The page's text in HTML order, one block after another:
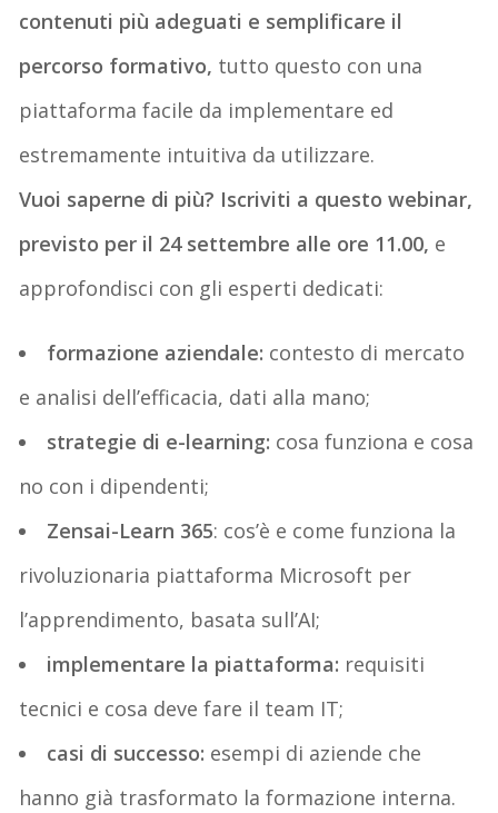
contenuti più adeguati e semplificare il
percorso formativo, tutto questo con una
piattaforma facile da implementare ed
estremamente intuitiva da utilizzare.
Vuoi saperne di più? Iscriviti a questo webinar,
previsto per il 24 settembre alle ore 11.00, e
approfondisci con gli esperti dedicati:
formazione aziendale: contesto di mercato
e analisi dell’efficacia, dati alla mano;
strategie di e-learning: cosa funziona e cosa
no con i dipendenti;
Zensai-Learn 365: cos’è e come funziona la
rivoluzionaria piattaforma Microsoft per
l’apprendimento, basata sull’AI;
implementare la piattaforma: requisiti
tecnici e cosa deve fare il team IT;
casi di successo: esempi di aziende che
hanno già trasformato la formazione interna.